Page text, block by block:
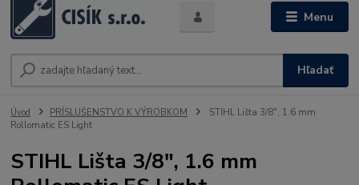
Menu
Hľadať
Úvod PRÍSLUŠENSTVO K VÝROBKOM
STIHL Lišta 3/8", 1.6 mm
Rollomatic ES Light
STIHL Lišta 3/8", 1.6 mm